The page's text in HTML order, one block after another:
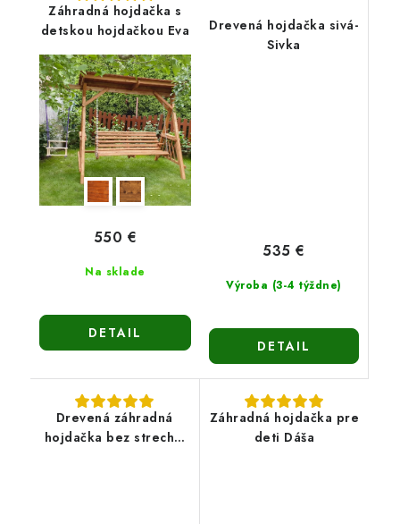
Záhradná hojdačka s
detskou hojdačkou Eva
Na sklade
550 €
DETAIL
Drevená hojdačka sivá-
Sivka
Výroba (3-4 týždne)
535 €
DETAIL
Drevená záhradná
hojdačka bez strechy-
Záhradná hojdačka pre
deti Dáša